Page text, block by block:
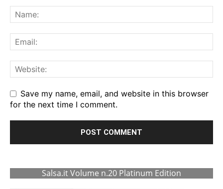
Save my name, email, and website in this browser
for the next time I comment.
Salsa.it Volume n.20 Platinum Edition